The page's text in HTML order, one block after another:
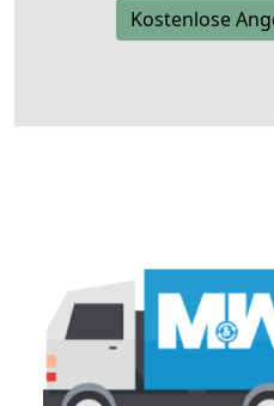
Kostenlose